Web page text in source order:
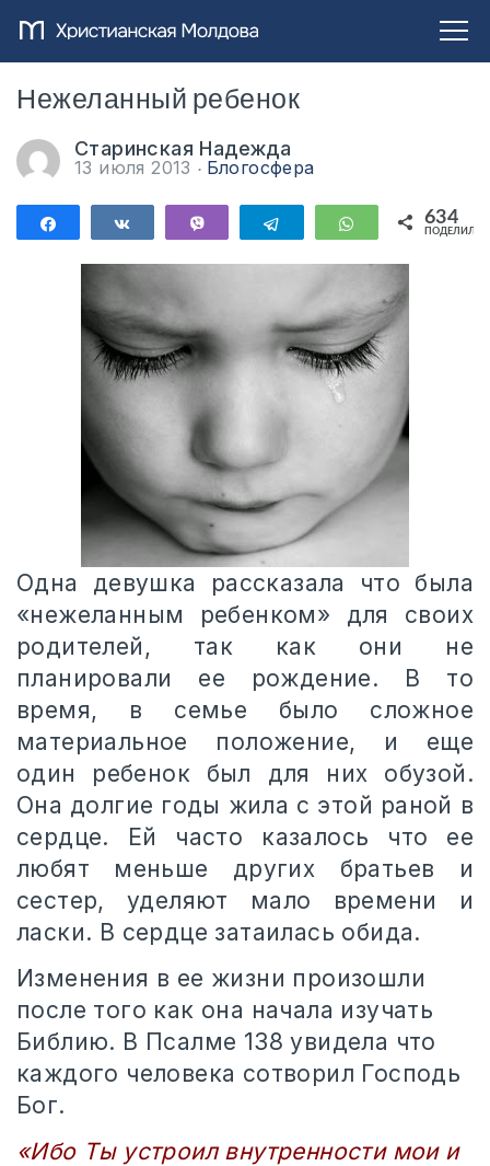
Нежеланный ребенок
Старинская Надежда
13 июля 2013 Блогосфера
ПоделитьсяПоделиться Telegram WhatsApp
634
Одна девушка рассказала что была
«нежеланным ребенком» для своих
родителей, так как они не
планировали ее рождение. В то
время, в семье было сложное
материальное положение, и еще
один ребенок был для них обузой.
Она долгие годы жила с этой раной в
сердце. Ей часто казалось что ее
любят меньше других братьев и
сестер, уделяют мало времени и
ласки. В сердце затаилась обида.
Изменения в ее жизни произошли
после того как она начала изучать
Библию. В Псалме 138 увидела что
каждого человека сотворил Господь
Бог.
«Ибо Ты устроил внутренности мои и